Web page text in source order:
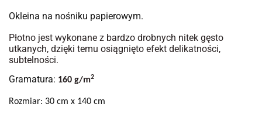
Okleina na nośniku papierowym.
Płotno jest wykonane z bardzo drobnych nitek gęsto
utkanych, dzięki temu osiągnięto efekt delikatności,
subtelności.
Gramatura: 160 g/m2
Rozmiar: 30 cm x 140 cm